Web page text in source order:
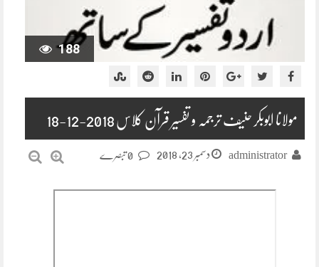
188
مولانا ابوبکر حنیف ترجمہ و تفسیر قرآن کلاس 2018-12-18
administrator دسمبر 23, 2018